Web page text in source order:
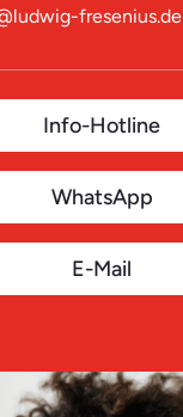
fresenius.de
Info-Hotline
WhatsApp
E-Mail